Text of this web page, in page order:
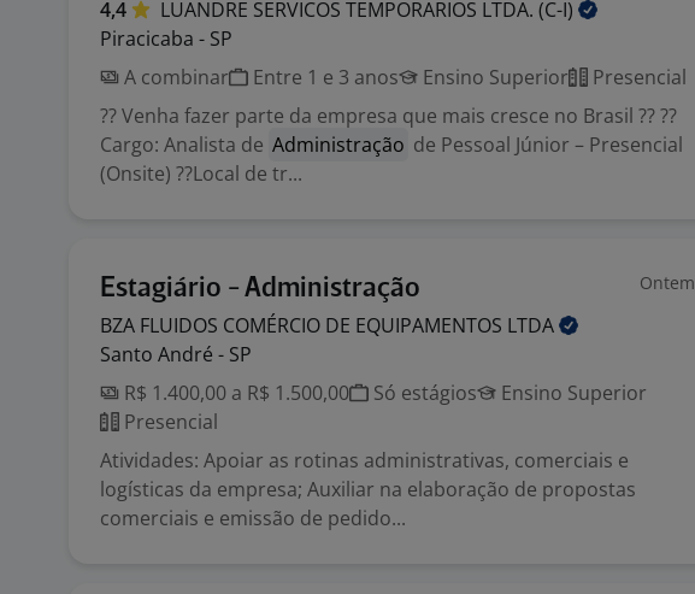
4,4 LUANDRE SERVICOS TEMPORARIOS LTDA. (C-I)
Piracicaba - SP
A combinar
Entre 1 e 3 anos Ensino Superior
Presencial
?? Venha fazer parte da empresa que mais cresce no Brasil ?? ??
Cargo: Analista de Administração de Pessoal Júnior – Presencial
(Onsite) ??Local de tr...
Estagiário - Administração Ontem
BZA FLUIDOS COMÉRCIO DE EQUIPAMENTOS LTDA
Santo André - SP
R$ 1.400,00 a R$ 1.500,00
Só estágios
Ensino Superior
Presencial
Atividades: Apoiar as rotinas administrativas, comerciais e
logísticas da empresa; Auxiliar na elaboração de propostas
comerciais e emissão de pedido...